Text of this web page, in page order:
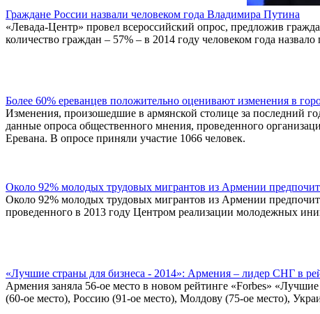
Граждане России назвали человеком года Владимира Путина
«Левада-Центр» провел всероссийский опрос, предложив
количество граждан – 57% – в 2014 году человеком года
Более 60% ереванцев положительно оценивают изменения в
Изменения, произошедшие в армянской столице за последний
данные опроса общественного мнения, проведенного
Еревана. В опросе приняли участие 1066 человек.
Около 92% молодых трудовых мигрантов из Армении
Около 92% молодых трудовых мигрантов из Армении
проведенного в 2013 году Центром реализации молодежных
«Лучшие страны для бизнеса - 2014»: Армения – лидер СНГ в
Армения заняла 56-ое место в новом рейтинге «Forbes»
(60-ое место), Россию (91-ое место), Молдову (75-ое место),